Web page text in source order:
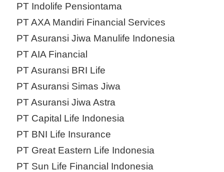
PT Indolife Pensiontama
PT AXA Mandiri Financial Services
PT Asuransi Jiwa Manulife Indonesia
PT AIA Financial
PT Asuransi BRI Life
PT Asuransi Simas Jiwa
PT Asuransi Jiwa Astra
PT Capital Life Indonesia
PT BNI Life Insurance
PT Great Eastern Life Indonesia
PT Sun Life Financial Indonesia